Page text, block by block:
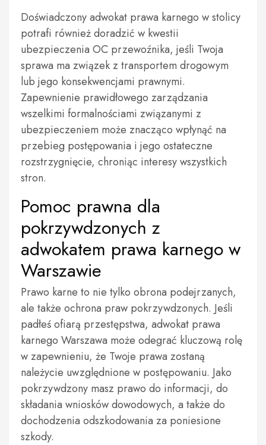
Doświadczony adwokat prawa karnego w stolicy
potrafi również doradzić w kwestii
ubezpieczenia OC przewoźnika, jeśli Twoja
sprawa ma związek z transportem drogowym
lub jego konsekwencjami prawnymi.
Zapewnienie prawidłowego zarządzania
wszelkimi formalnościami związanymi z
ubezpieczeniem może znacząco wpłynąć na
przebieg postępowania i jego ostateczne
rozstrzygnięcie, chroniąc interesy wszystkich
stron.
Pomoc prawna dla
pokrzywdzonych z
adwokatem prawa karnego w
Warszawie
Prawo karne to nie tylko obrona podejrzanych,
ale także ochrona praw pokrzywdzonych. Jeśli
padłeś ofiarą przestępstwa, adwokat prawa
karnego Warszawa może odegrać kluczową rolę
w zapewnieniu, że Twoje prawa zostaną
należycie uwzględnione w postępowaniu. Jako
pokrzywdzony masz prawo do informacji, do
składania wniosków dowodowych, a także do
dochodzenia odszkodowania za poniesione
szkody.